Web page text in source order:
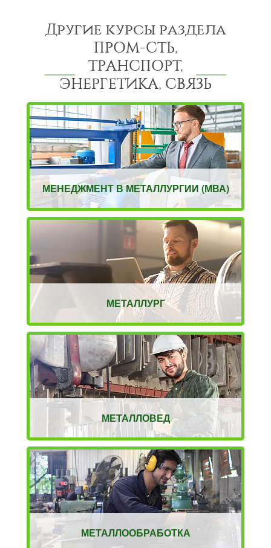
Другие курсы раздела
ПРОМ-СТЬ,
ТРАНСПОРТ,
ЭНЕРГЕТИКА, СВЯЗЬ
МЕНЕДЖМЕНТ В МЕТАЛЛУРГИИ (МВА)
МЕТАЛЛУРГ
МЕТАЛЛОВЕД
МЕТАЛЛООБРАБОТКА